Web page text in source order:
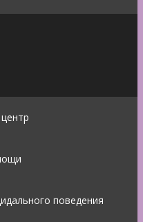
поведения